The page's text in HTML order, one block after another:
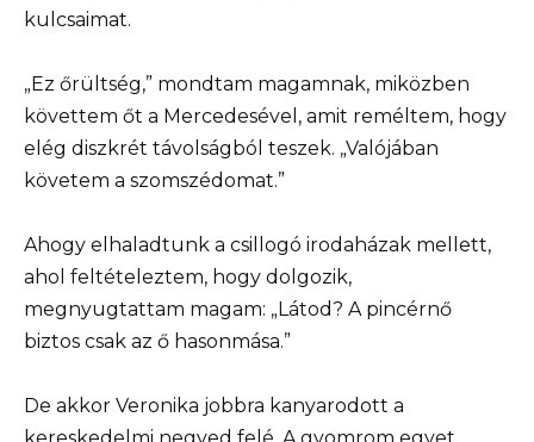
kulcsaimat.
„Ez őrültség,” mondtam magamnak, miközben
követtem őt a Mercedesével, amit reméltem, hogy
elég diszkrét távolságból teszek. „Valójában
követem a szomszédomat.”
Ahogy elhaladtunk a csillogó irodaházak mellett,
ahol feltételeztem, hogy dolgozik,
megnyugtattam magam: „Látod? A pincérnő
biztos csak az ő hasonmása.”
De akkor Veronika jobbra kanyarodott a